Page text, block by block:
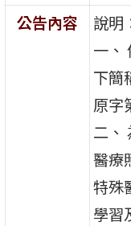
公告內容
說明
一、
下簡
原字
二、
醫療
特殊
學習